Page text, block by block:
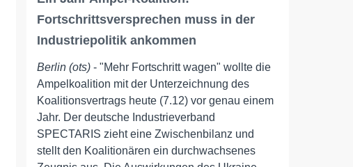
Fortschrittsversprechen muss in der
Industriepolitik ankommen
Berlin (ots) - "Mehr Fortschritt wagen" wollte die
Ampelkoalition mit der Unterzeichnung des
Koalitionsvertrags heute (7.12) vor genau einem
Jahr. Der deutsche Industrieverband
SPECTARIS zieht eine Zwischenbilanz und
stellt den Koalitionären ein durchwachsenes